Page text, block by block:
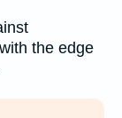
the edge